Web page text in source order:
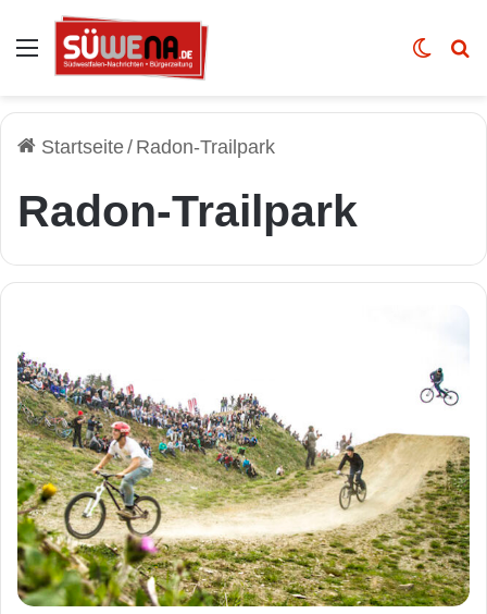
Auswahl Skin
Startseite/ Radon-Trailpark
Radon-Trailpark